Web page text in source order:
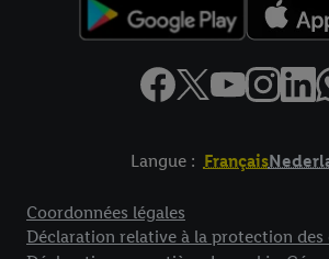
Langue : Français
Coordonnées légales
Déclaration relative à la protection des